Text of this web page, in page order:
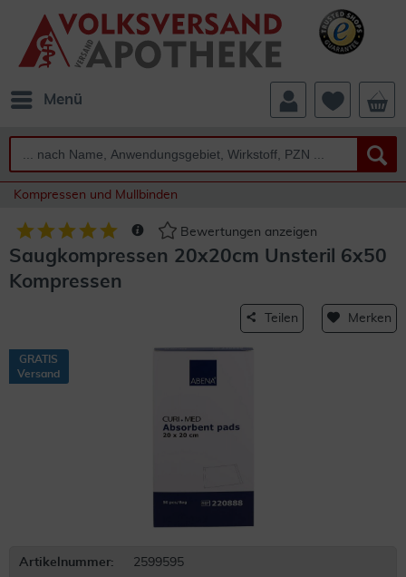
Menü
Kompressen und Mullbinden
Bewertungen anzeigen
Saugkompressen 20x20cm Unsteril 6x50
Kompressen
Teilen Merken
GRATIS
Versand
Artikelnummer:
2599595